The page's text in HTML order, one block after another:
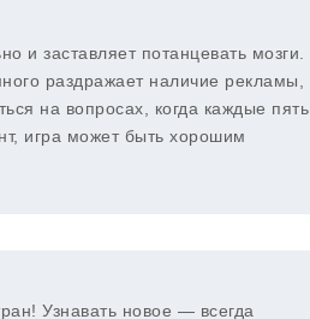
и заставляет потанцевать мозги.
раздражает наличие рекламы,
на вопросах, когда каждые пять
игра может быть хорошим
Узнавать новое — всегда